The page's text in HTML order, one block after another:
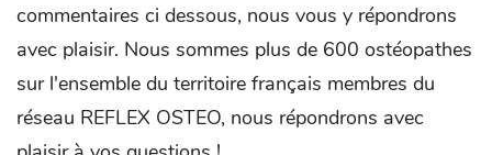
commentaires ci dessous, nous vous y répondrons
avec plaisir. Nous sommes plus de 600 ostéopathes
sur l'ensemble du territoire français membres du
réseau REFLEX OSTEO, nous répondrons avec